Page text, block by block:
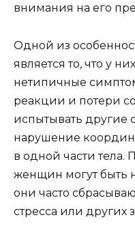
внимания на его
Одной из
является то, что у
нетипичные
реакции и потери
испытывать
нарушение
в одной части тела.
женщин могут быть
они часто
стресса или других